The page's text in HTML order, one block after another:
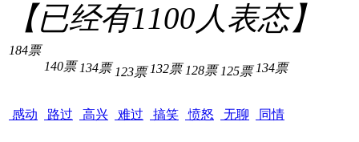
【已经有1100人表态】
184票
感动
140票
路过
134票
高兴
123票
难过
132票
搞笑
128票
愤怒
125票
无聊
134票
同情